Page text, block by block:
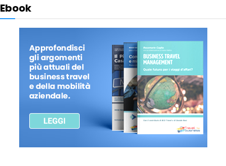
Ebook